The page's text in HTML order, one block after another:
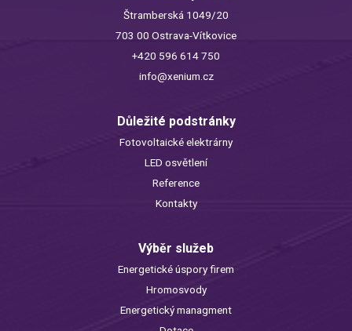
Štramberská 1049/20
703 00 Ostrava-Vítkovice
+420 596 614 750
info@xenium.cz
Důležité podstránky
Fotovoltaické elektrárny
LED osvětlení
Reference
Kontakty
Výběr služeb
Energetické úspory firem
Hromosvody
Energetický managment